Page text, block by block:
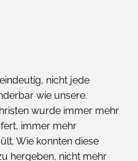
nicht jede
wie unsere.
wurde immer mehr
immer mehr
Wie konnten diese
hergeben, nicht mehr